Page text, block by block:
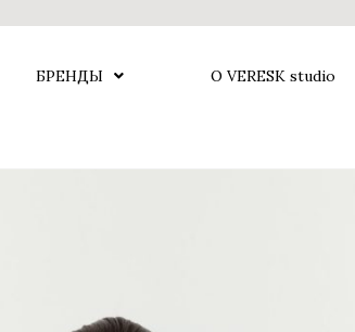
БРЕНДЫ О VERESK studio